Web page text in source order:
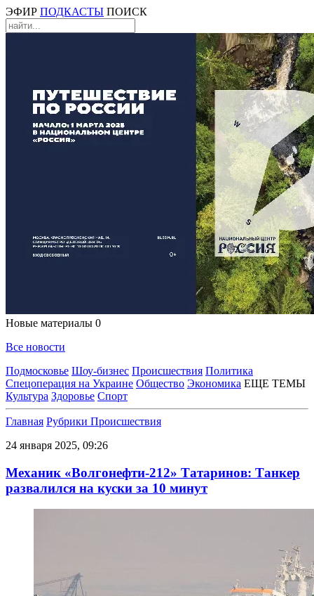
ЭФИР ПОДКАСТЫ ПОИСК
Новые материалы 0
Все новости
Подмосковье Шоу-бизнес Происшествия Политика
Спецоперация на Украине Общество Экономика ЕЩЕ ТЕМЫ
Культура Здоровье Спорт
Главная Рубрики Происшествия
24 января 2025, 09:26
Механик «Волгонефти-212» Татаринов: Танкер
развалился на куски за 10 минут